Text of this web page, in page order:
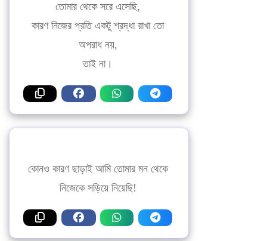
তোমার থেকে সরে এসেছি,
কারণ নিজের প্রতি একটু শ্রদ্ধা রাখা তো
অপরাধ নয়,
তাই না।
কোনও কারণ ছাড়াই আমি তোমার মন থেকে
নিজেকে সড়িয়ে নিয়েছি!